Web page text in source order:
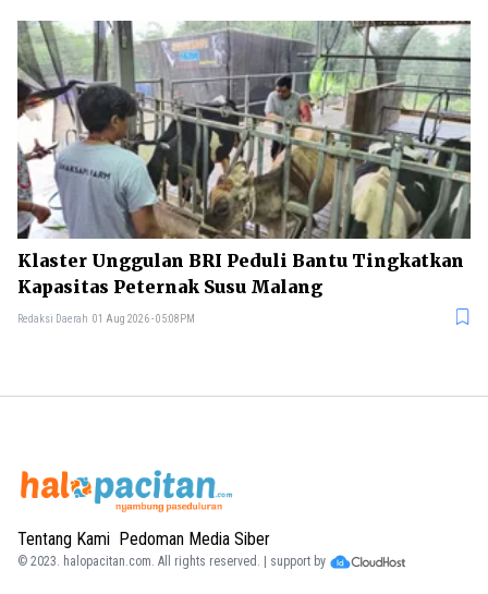
Klaster Unggulan BRI Peduli Bantu Tingkatkan
Kapasitas Peternak Susu Malang
Redaksi Daerah 01 Aug 2026 - 05:08PM
Tentang Kami Pedoman Media Siber
© 2023. halopacitan.com. All rights reserved. | support by